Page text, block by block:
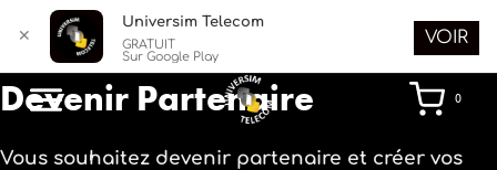
Aller
au
contenu
0
Devenir Partenaire
Vous souhaitez devenir partenaire et créer vos
✕
Universim Telecom
GRATUIT
Sur Google Play
VOIR